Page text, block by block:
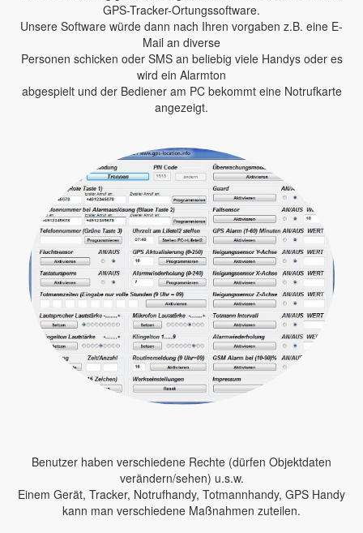
GPS-Tracker-Ortungssoftware.
Unsere Software würde dann nach Ihren vorgaben z.B. eine E-
Mail an diverse
Personen schicken oder SMS an beliebig viele Handys oder es
wird ein Alarmton
abgespielt und der Bediener am PC bekommt eine Notrufkarte
angezeigt.
Benutzer haben verschiedene Rechte (dürfen Objektdaten
verändern/sehen) u.s.w.
Einem Gerät, Tracker, Notrufhandy, Totmannhandy, GPS Handy
kann man verschiedene Maßnahmen zuteilen.